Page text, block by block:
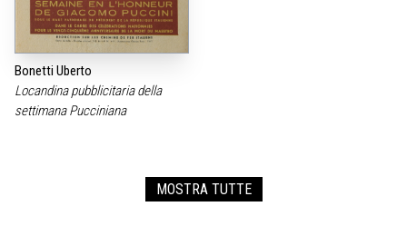
Bonetti Uberto
Locandina pubblicitaria della
settimana Pucciniana
MOSTRA TUTTE